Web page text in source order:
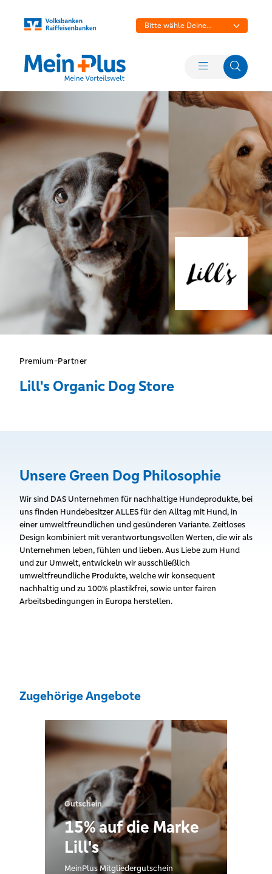
Bitte wähle Deine
Premium-Partner
Lill's Organic Dog Store
Unsere Green Dog Philosophie
Wir sind DAS Unternehmen für nachhaltige Hundeprodukte, bei
uns finden Hundebesitzer ALLES für den Alltag mit Hund, in
einer umweltfreundlichen und gesünderen Variante. Zeitloses
Design kombiniert mit verantwortungsvollen Werten, die wir als
Unternehmen leben, fühlen und lieben. Aus Liebe zum Hund
und zur Umwelt, entwickeln wir ausschließlich
umweltfreundliche Produkte, welche wir konsequent
nachhaltig und zu 100% plastikfrei, sowie unter fairen
Arbeitsbedingungen in Europa herstellen.
Zugehörige Angebote
Gutschein
15% auf die Marke
Lill's
MeinPlus Mitgliedergutschein